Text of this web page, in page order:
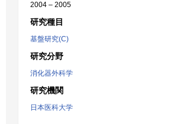
2004 – 2005
研究種目
基盤研究(C)
研究分野
消化器外科学
研究機関
日本医科大学